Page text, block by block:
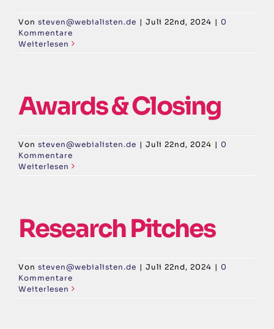
Von steven@webialisten.de | Juli 22nd, 2024 | 0
Kommentare
Weiterlesen
Awards & Closing
Von steven@webialisten.de | Juli 22nd, 2024 | 0
Kommentare
Weiterlesen
Research Pitches
Von steven@webialisten.de | Juli 22nd, 2024 | 0
Kommentare
Weiterlesen